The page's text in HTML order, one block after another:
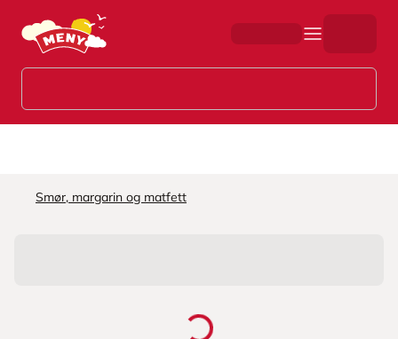
Hopp til hovedinnhold
Smør, margarin og matfett